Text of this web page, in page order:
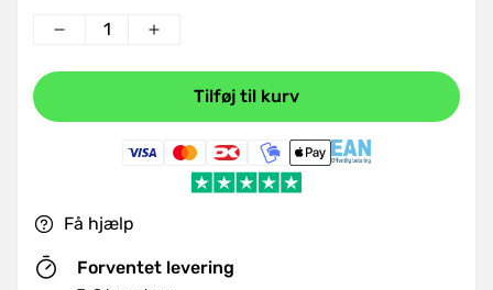
Tilføj til kurv
Få hjælp
Forventet levering